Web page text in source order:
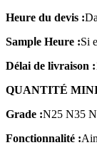
Heure du devis :
Samp e Heure :Si
Délai de livraison :
QUANTITÉ
Grade :N25 N35
Fonctionnalité :